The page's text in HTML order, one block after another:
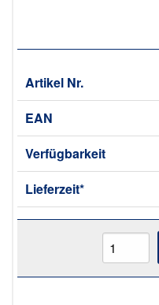
Artikel Nr.
EAN
Verfügbarkeit
Lieferzeit*